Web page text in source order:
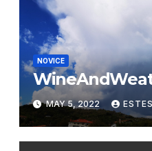
NOVICE
MAY 5, 2022